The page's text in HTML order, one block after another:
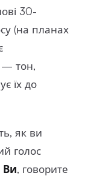
30-
(на планах
— тон,
їх до
як ви
голос
Ви, говорите